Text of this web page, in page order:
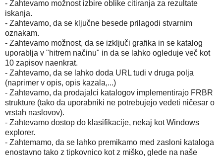
- Zahtevamo možnost izbire oblike citiranja za rezultate
iskanja.
- Zahtevamo, da se ključne besede prilagodi stvarnim
oznakam.
- Zahtevamo možnost, da se izključi grafika in se katalog
uporablja v "hitrem načinu" in da se lahko ogleduje več kot
10 zapisov naenkrat.
- Zahtevamo, da se lahko doda URL tudi v druga polja
(naprimer v opis, opis kazala,...)
- Zahtevamo, da prodajalci katalogov implementirajo FRBR
strukture (tako da uporabniki ne potrebujejo vedeti ničesar o
vrstah naslovov).
- Zahtevamo dostop do klasifikacije, nekaj kot Windows
explorer.
- Zahtemamo, da se lahko premikamo med zasloni kataloga
enostavno tako z tipkovnico kot z miško, glede na naše